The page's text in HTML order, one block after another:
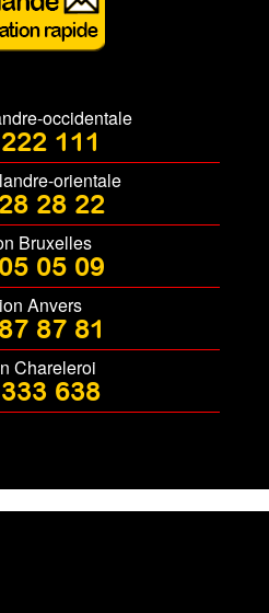
occidentale
111
orientale
28 22
Bruxelles
05 09
Anvers
87 81
Chareleroi
638